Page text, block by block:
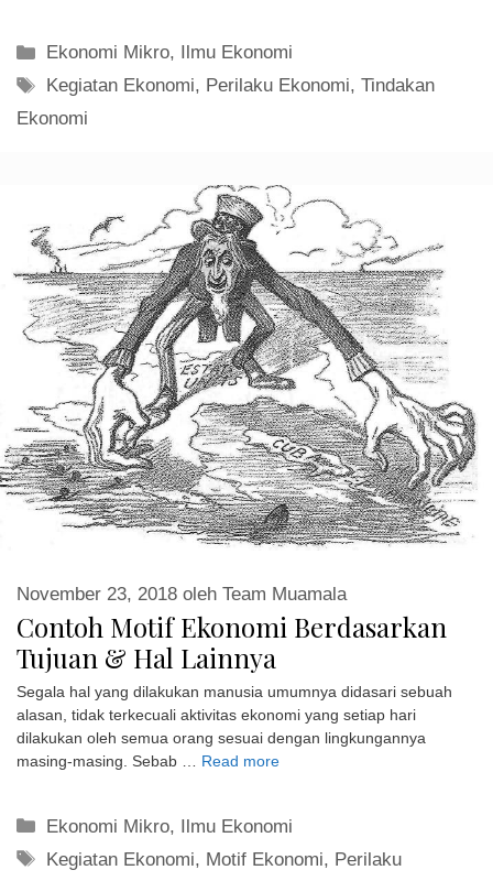
Kategori
Ekonomi Mikro,
Ilmu Ekonomi
Tag
Kegiatan Ekonomi, Perilaku Ekonomi,Tindakan
Ekonomi
Contoh Motif Ekonomi Berdasarkan
Tujuan & Hal Lainnya
November 23, 2018 oleh Team Muamala
Segala hal yang dilakukan manusia umumnya didasari sebuah
alasan, tidak terkecuali aktivitas ekonomi yang setiap hari
dilakukan oleh semua orang sesuai dengan lingkungannya
masing-masing. Sebab …
Read more
Kategori
Ekonomi Mikro, Ilmu Ekonomi
Tag
Kegiatan Ekonomi, Motif Ekonomi, Perilaku